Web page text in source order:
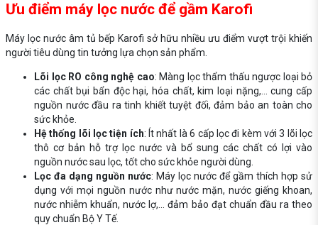
Ưu điểm máy lọc nước để gầm Karofi
Máy lọc nước âm tủ bếp Karofi sở hữu nhiều ưu điểm vượt trội khiến
người tiêu dùng tin tưởng lựa chọn sản phẩm.
Lõi lọc RO công nghệ cao: Màng lọc thẩm thấu ngược loại bỏ
các chất bụi bẩn độc hại, hóa chất, kim loại nặng,... cung cấp
nguồn nước đầu ra tinh khiết tuyệt đối, đảm bảo an toàn cho
sức khỏe.
Hệ thống lõi lọc tiện ích: Ít nhất là 6 cấp lọc đi kèm với 3 lõi lọc
thô cơ bản hỗ trợ lọc nước và bổ sung các chất có lợi vào
nguồn nước sau lọc, tốt cho sức khỏe người dùng.
Lọc đa dạng nguồn nước: Máy lọc nước để gầm thích hợp sử
dụng với mọi nguồn nước như nước mặn, nước giếng khoan,
nước nhiễm khuẩn, nước lợ,... đảm bảo đạt chuẩn đầu ra theo
quy chuẩn Bộ Y Tế.